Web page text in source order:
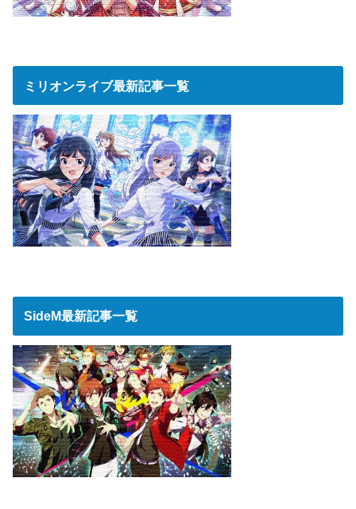
ミリオンライブ最新記事一覧
SideM最新記事一覧